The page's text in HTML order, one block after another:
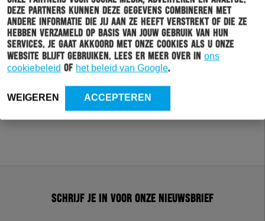
Deze partners kunnen deze gegevens combineren met
andere informatie die jij aan ze heeft verstrekt of die ze
hebben verzameld op basis van jouw gebruik van hun
services. Je gaat akkoord met onze cookies als u onze
website blijft gebruiken. Lees er meer over in ons
cookiebeleid of het beleid van Google.
WEIGEREN ACCEPTEREN
Schrijf je in voor onze nieuwsbrief